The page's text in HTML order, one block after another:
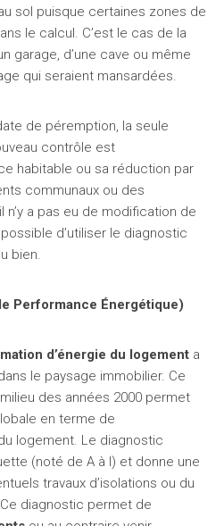
sol puisque certaines zones de
le calcul. C’est le cas de la
garage, d’une cave ou même
qui seraient mansardées.
de péremption, la seule
contrôle est
habitable ou sa réduction par
communaux ou des
n’y a pas eu de modification de
d’utiliser le diagnostic
bien.
Performance Énergétique)
d’énergie du logement a
le paysage immobilier. Ce
des années 2000 permet
en terme de
logement. Le diagnostic
(noté de A à I) et donne une
travaux d’isolations ou du
diagnostic permet de